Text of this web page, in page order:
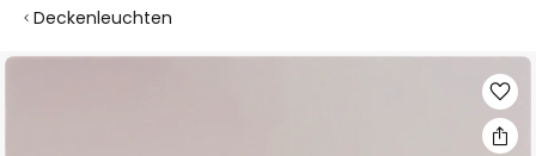
Deckenleuchten
Zum